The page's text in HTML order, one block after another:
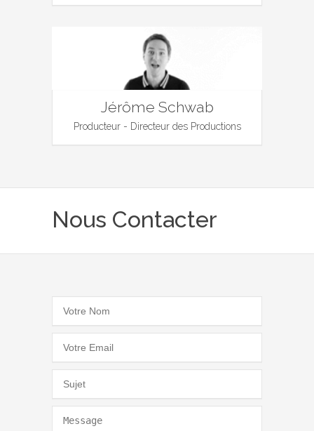
Jérôme Schwab
Producteur - Directeur des Productions
Nous Contacter